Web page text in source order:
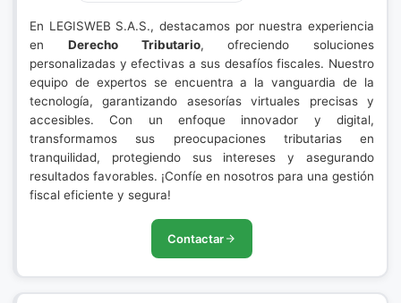
En LEGISWEB S.A.S., destacamos por nuestra experiencia
en Derecho Tributario, ofreciendo soluciones
personalizadas y efectivas a sus desafíos fiscales. Nuestro
equipo de expertos se encuentra a la vanguardia de la
tecnología, garantizando asesorías virtuales precisas y
accesibles. Con un enfoque innovador y digital,
transformamos sus preocupaciones tributarias en
tranquilidad, protegiendo sus intereses y asegurando
resultados favorables. ¡Confíe en nosotros para una gestión
fiscal eficiente y segura!
Contactar